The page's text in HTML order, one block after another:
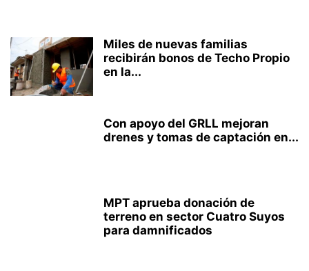
Miles de nuevas familias
recibirán bonos de Techo Propio
en la...
Con apoyo del GRLL mejoran
drenes y tomas de captación en...
MPT aprueba donación de
terreno en sector Cuatro Suyos
para damnificados